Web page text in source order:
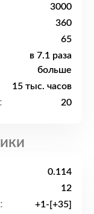
3000
360
65
в 7.1 раза
больше
15 тыс. часов
20
0.114
12
+1-[+35]